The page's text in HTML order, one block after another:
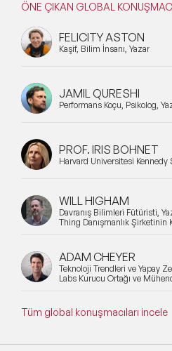
ÖNE ÇIKAN GLOBAL
FELICITY ASTON
Kaşif, Bilim İnsanı, Yazar
JAMIL QURESHI
Performans Koçu, Psikolog,
PROF. IRIS BOHNET
Harvard Üniversitesi Kennedy
WILL HIGHAM
Davranış Bilimleri Fütüristi,
Thing Danışmanlık Şirketinin
ADAM CHEYER
Teknoloji Trendleri ve Yapay
Labs Kurucu Ortağı ve
Tüm global konuşmacıları incele